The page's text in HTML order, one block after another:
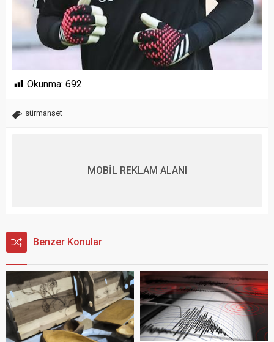
Okunma: 692
sürmanşet
MOBİL REKLAM ALANI
Benzer Konular